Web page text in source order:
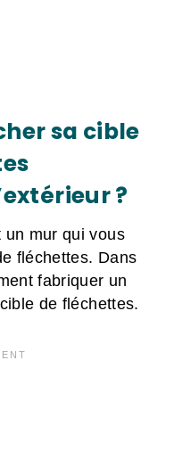
sa cible
?
un mur qui vous
fléchettes. Dans
fabriquer un
de fléchettes.